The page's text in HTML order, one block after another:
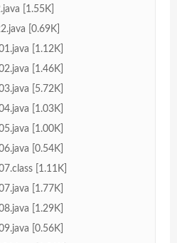
[1.55K]
[0.69K]
[1.12K]
[1.46K]
[5.72K]
[1.03K]
[1.00K]
[0.54K]
[1.11K]
[1.77K]
[1.29K]
[0.56K]